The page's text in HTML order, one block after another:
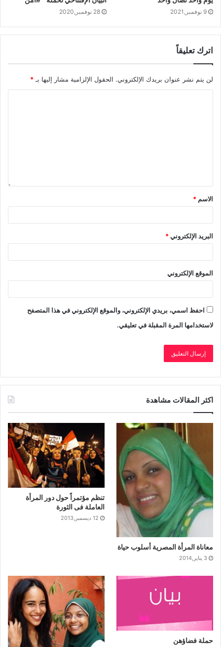
9 نوفمبر,2021 28 نوفمبر,2020
اترك تعليقاً
لن يتم نشر عنوان بريدك الإلكتروني. الحقول الإلزامية مشار إليها بـ*
الاسم *
البريد الإلكتروني*
الموقع الإلكتروني
احفظ اسمي، بريدي الإلكتروني، والموقع الإلكتروني في هذا المتصفح
لاستخدامها المرة المقبلة في تعليقي.
اكثر المقالات مشاهدة
معاناة المرأة المصرية أسلوب حياة
3 يناير,2014
تنظم مؤتمراً حول دور المرأة
العاملة فى الثورة
12 ديسمبر,2013
حملة فضاؤهن